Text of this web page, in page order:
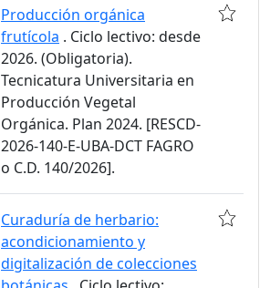
Producción orgánica
frutícola . Ciclo lectivo: desde
2026. (Obligatoria).
Tecnicatura Universitaria en
Producción Vegetal
Orgánica. Plan 2024. [RESCD-
2026-140-E-UBA-DCT FAGRO
o C.D. 140/2026].
Curaduría de herbario:
acondicionamiento y
digitalización de colecciones